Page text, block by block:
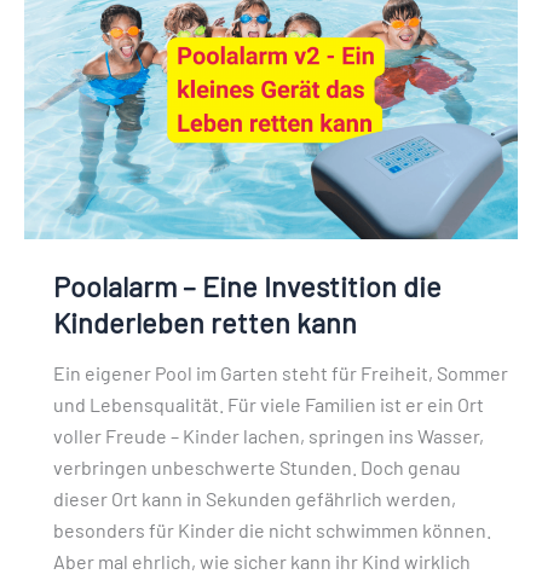
Poolalarm – Eine Investition die
Kinderleben retten kann
Ein eigener Pool im Garten steht für Freiheit, Sommer
und Lebensqualität. Für viele Familien ist er ein Ort
voller Freude – Kinder lachen, springen ins Wasser,
verbringen unbeschwerte Stunden. Doch genau
dieser Ort kann in Sekunden gefährlich werden,
besonders für Kinder die nicht schwimmen können.
Aber mal ehrlich, wie sicher kann ihr Kind wirklich
Investition
die
Kinderleben
retten
kann